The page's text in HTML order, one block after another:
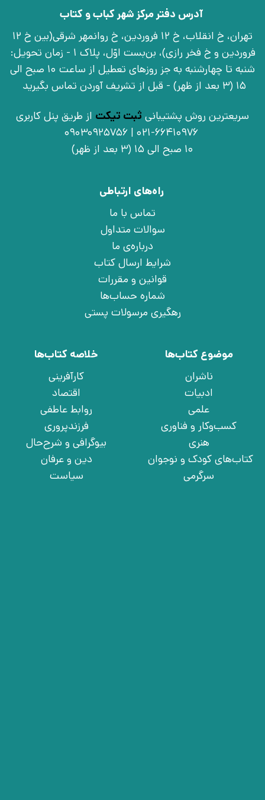
آدرس دفتر مرکز شهر کباب و کتاب
تهران، خ انقلاب، خ 12 فروردین، خ روانمهر شرقی(بین خ 12
فروردین و خ فخر رازی)، بن‌بست اوّل، پلاک 1 - زمان تحویل:
شنبه تا چهارشنبه به جز روزهای تعطیل از ساعت 10 صبح الی
15 (3 بعد از ظهر) - قبل از تشریف آوردن تماس بگیرید
سریعترین روش پشتیبانی ثبت تیکت از طریق پنل کاربری
021-66410976 | 09030925756
10 صبح الی 15 (3 بعد از ظهر)
راه‌های ارتباطی
تماس با ما
سوالات متداول
درباره‌ی ما
شرایط ارسال کتاب
قوانین و مقررات
شماره حساب‌ها
رهگیری مرسولات پستی
موضوع کتاب‌ها
ناشران
ادبیات
علمی
کسب‌وکار و فناوری
هنری
کتاب‌های کودک و نوجوان
سرگرمی
خلاصه کتاب‌ها
کارآفرینی
اقتصاد
روابط عاطفی
فرزندپروری
بیوگرافی و شرح‌حال
دین و عرفان
سیاست